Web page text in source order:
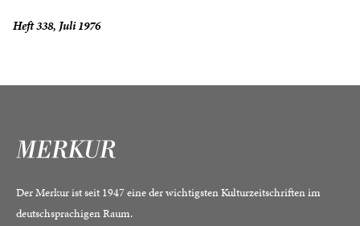
Heft 338, Juli 1976
Der Merkur ist seit 1947 eine der wichtigsten Kulturzeitschriften im
deutschsprachigen Raum.